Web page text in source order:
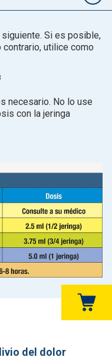
Si es posible,
utilice como
necesario. No lo use
con la jeringa
del dolor